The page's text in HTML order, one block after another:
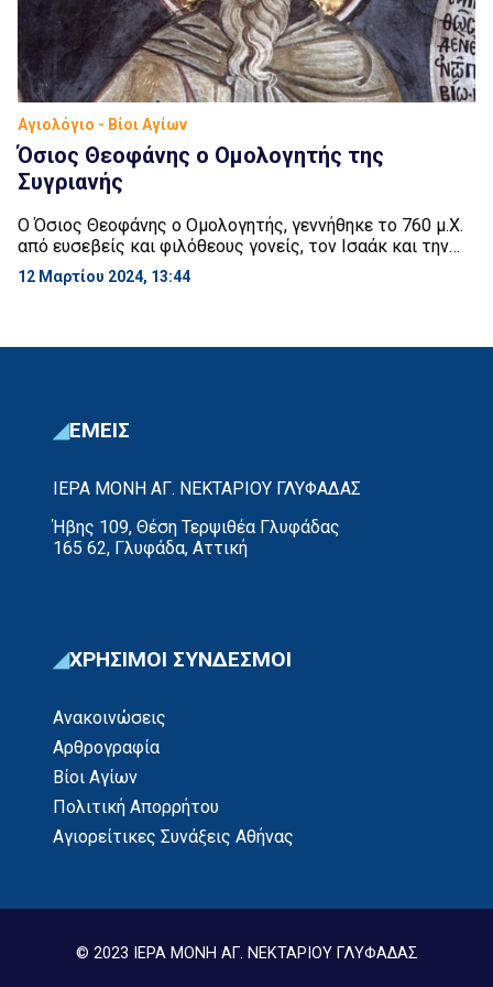
Αγιολόγιο - Βίοι Αγίων
Όσιος Θεοφάνης ο Ομολογητής της
Συγριανής
Ο Όσιος Θεοφάνης ο Ομολογητής, γεννήθηκε το 760 μ.Χ.
από ευσεβείς και φιλόθεους γονείς, τον Ισαάκ και την
Θεοδότη. Σε ηλικία οκτώ ετών έμεινε ορφανός από
πατέρα και η μητέρα του ανέλαβε το δύσκολο έργο της
μητέρα του, νυμφεύθηκε σε […]
12 Μαρτίου 2024, 13:44
ΕΜΕΙΣ
ΙΕΡΑ ΜΟΝΗ ΑΓ. ΝΕΚΤΑΡΙΟΥ ΓΛΥΦΑΔΑΣ
Ήβης 109, Θέση Τερψιθέα Γλυφάδας
165 62, Γλυφάδα, Αττική
ΧΡΗΣΙΜΟΙ ΣΥΝΔΕΣΜΟΙ
Ανακοινώσεις
Αρθρογραφία
Βίοι Αγίων
Πολιτική Απορρήτου
Αγιορείτικες Συνάξεις Αθήνας
© 2023 ΙΕΡΑ ΜΟΝΗ ΑΓ. ΝΕΚΤΑΡΙΟΥ ΓΛΥΦΑΔΑΣ